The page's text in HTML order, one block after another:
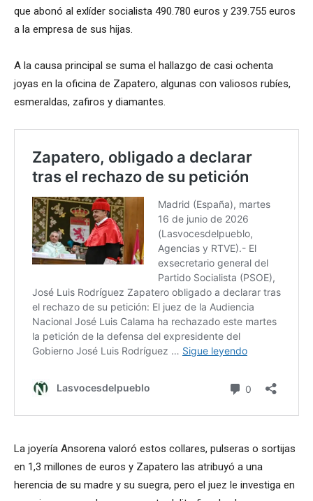
que abonó al exlíder socialista 490.780 euros y 239.755 euros
a la empresa de sus hijas.
A la causa principal se suma el hallazgo de casi ochenta
joyas en la oficina de Zapatero, algunas con valiosos rubíes,
esmeraldas, zafiros y diamantes.
La joyería Ansorena valoró estos collares, pulseras o sortijas
en 1,3 millones de euros y Zapatero las atribuyó a una
herencia de su madre y su suegra, pero el juez le investiga en